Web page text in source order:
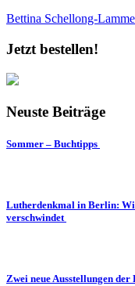
Bettina Schellong-
Jetzt bestellen!
Neuste Beiträge
Sommer – Buchtipps
Lutherdenkmal in Berlin:
verschwindet
Zwei neue Ausstellungen